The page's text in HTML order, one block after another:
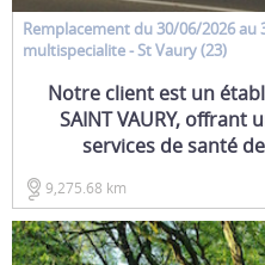
Remplacement du 30/06/2026 au
multispecialite- St Vaury (23)
Notre client est un
SAINT VAURY, offrant
services de santé
9,275.68 km